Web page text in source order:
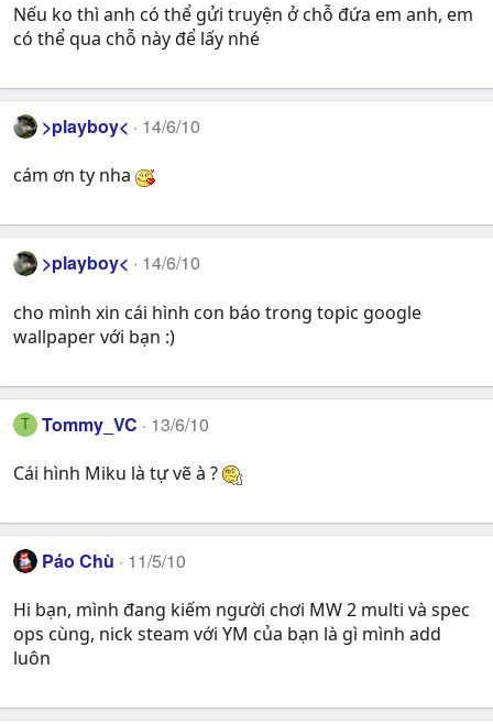
Nếu ko thì anh có thể gửi truyện ở chỗ đứa em anh, em
có thể qua chỗ này để lấy nhé
>playboy< 14/6/10
cám ơn ty nha
>playboy< 14/6/10
cho mình xin cái hình con báo trong topic google
wallpaper với bạn :)
T Tommy_VC 13/6/10
Cái hình Miku là tự vẽ à ?
Páo Chù 11/5/10
Hi bạn, mình đang kiếm người chơi MW 2 multi và spec
ops cùng, nick steam với YM của bạn là gì mình add
luôn